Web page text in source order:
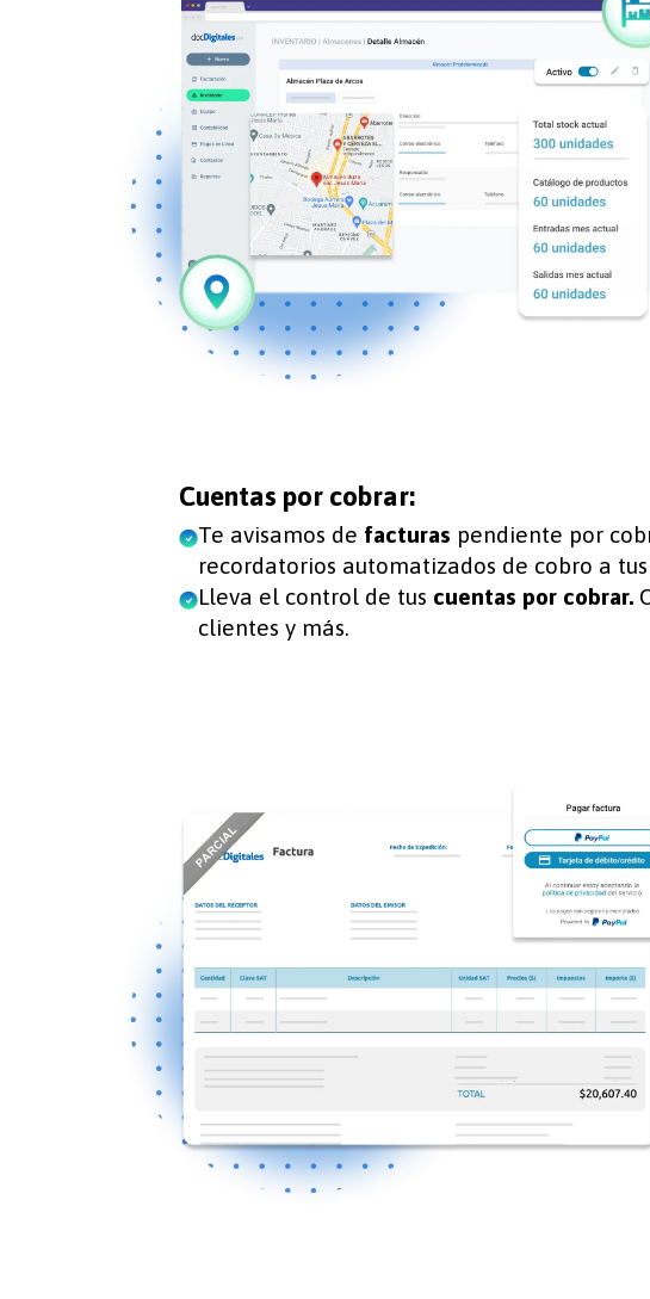
Cuentas por cobrar:
Te avisamos de facturas pendiente por
recordatorios automatizados de cobro a
Lleva el control de tus cuentas por cobrar.
clientes y más.